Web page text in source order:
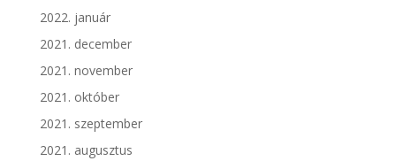
2022. január
2021. december
2021. november
2021. október
2021. szeptember
2021. augusztus